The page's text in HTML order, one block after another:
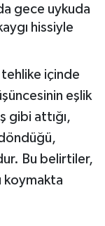
gece uykuda
hissiyle
içinde
eşlik
gibi attığı,
Bu belirtiler,
koymakta